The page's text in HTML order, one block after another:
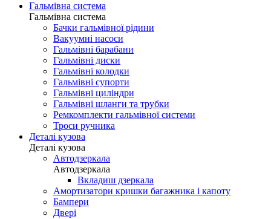
Гальмівна система
Гальмівна система
Бачки гальмівної рідини
Вакуумні насоси
Гальмівні барабани
Гальмівні диски
Гальмівні колодки
Гальмівні супорти
Гальмівні циліндри
Гальмівні шланги та трубки
Ремкомплекти гальмівної системи
Троси ручника
Деталі кузова
Деталі кузова
Автодзеркала
Автодзеркала
Вкладиш дзеркала
Амортизатори кришки багажника і капоту
Бампери
Двері